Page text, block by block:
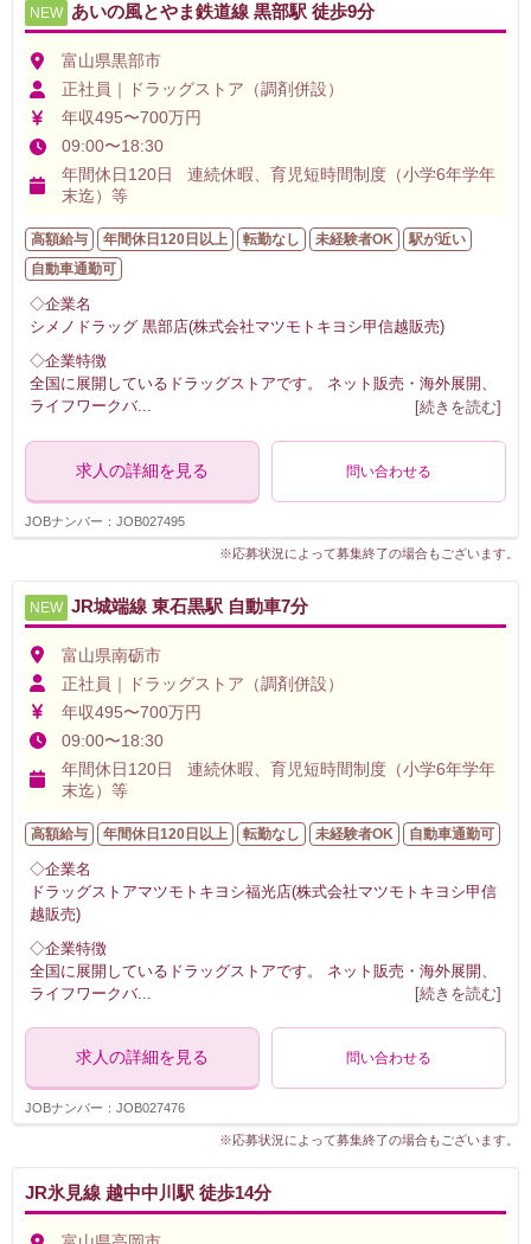
NEW あいの風とやま鉄道線 黒部駅 徒歩9分
富山県黒部市
正社員｜ドラッグストア（調剤併設）
年収495〜700万円
09:00〜18:30
年間休日120日 連続休暇、育児短時間制度（小学6年学年
末迄）等
高額給与 年間休日120日以上 転勤なし 未経験者OK
駅が近い
自動車通勤可
◇企業名
シメノドラッグ 黒部店(株式会社マツモトキヨシ甲信越販売)
◇企業特徴
全国に展開しているドラッグストアです。 ネット販売・海外展開、
ライフワークバ... [続きを読む]
求人の詳細を見る 問い合わせる
JOBナンバー：JOB027495
※応募状況によって募集終了の場合もございます。
NEW JR城端線 東石黒駅 自動車7分
富山県南砺市
正社員｜ドラッグストア（調剤併設）
年収495〜700万円
09:00〜18:30
年間休日120日 連続休暇、育児短時間制度（小学6年学年
末迄）等
高額給与 年間休日120日以上 転勤なし 未経験者OK 自動車通勤可
◇企業名
ドラッグストアマツモトキヨシ福光店(株式会社マツモトキヨシ甲信
越販売)
◇企業特徴
全国に展開しているドラッグストアです。 ネット販売・海外展開、
ライフワークバ... [続きを読む]
求人の詳細を見る 問い合わせる
JOBナンバー：JOB027476
※応募状況によって募集終了の場合もございます。
JR氷見線 越中中川駅 徒歩14分